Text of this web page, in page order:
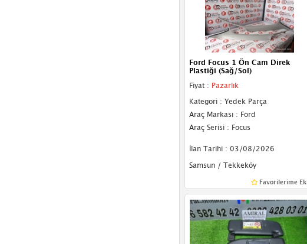
Ford Focus 1 Ön Cam Direk
Plastiği (Sağ/Sol)
Fiyat : Pazarlık
Kategori : Yedek Parça
Araç Markası : Ford
Araç Serisi : Focus
İlan Tarihi : 03/08/2026
Samsun / Tekkeköy
Favorilerime